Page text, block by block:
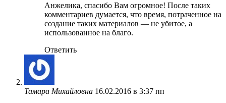
Анжелика, спасибо Вам огромное! После таких
комментариев думается, что время, потраченное на
создание таких материалов — не убитое, а
использованное на благо.
Ответить
Тамара Михайловна 16.02.2016 в 3:37 пп